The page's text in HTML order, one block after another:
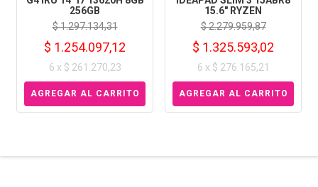
256GB
$ 1.297.134,31
$ 1.254.097,12
6 x $ 261.270,23
15.6" RYZEN
$ 2.279.959,87
$ 1.325.593,02
6 x $ 276.165,21